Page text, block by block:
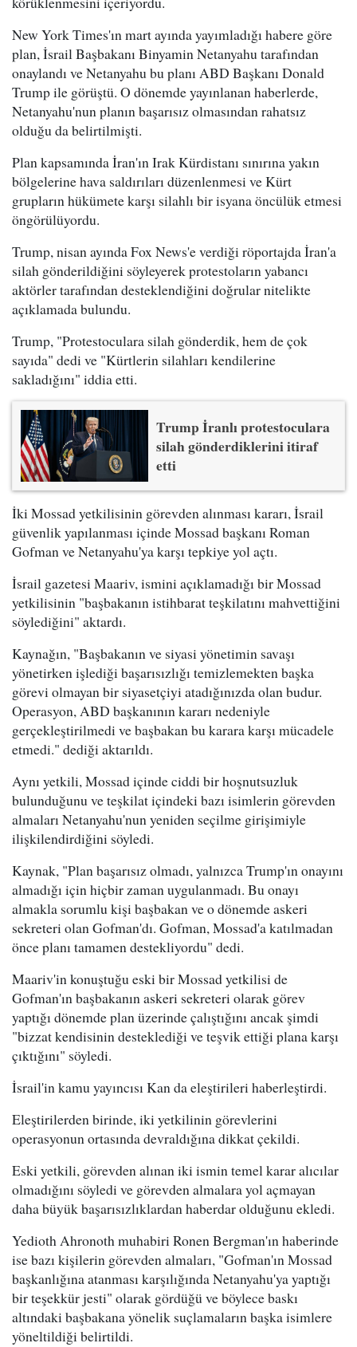
New York Times'ın mart ayında yayımladığı habere göre
plan, İsrail Başbakanı Binyamin Netanyahu tarafından
onaylandı ve Netanyahu bu planı ABD Başkanı Donald
Trump ile görüştü. O dönemde yayınlanan haberlerde,
Netanyahu'nun planın başarısız olmasından rahatsız
olduğu da belirtilmişti.
Plan kapsamında İran'ın Irak Kürdistanı sınırına yakın
bölgelerine hava saldırıları düzenlenmesi ve Kürt
grupların hükümete karşı silahlı bir isyana öncülük etmesi
öngörülüyordu.
Trump, nisan ayında Fox News'e verdiği röportajda İran'a
silah gönderildiğini söyleyerek protestoların yabancı
aktörler tarafından desteklendiğini doğrular nitelikte
açıklamada bulundu.
Trump, "Protestoculara silah gönderdik, hem de çok
sayıda" dedi ve "Kürtlerin silahları kendilerine
sakladığını" iddia etti.
Trump İranlı protestoculara
silah gönderdiklerini itiraf
etti
İki Mossad yetkilisinin görevden alınması kararı, İsrail
güvenlik yapılanması içinde Mossad başkanı Roman
Gofman ve Netanyahu'ya karşı tepkiye yol açtı.
İsrail gazetesi Maariv, ismini açıklamadığı bir Mossad
yetkilisinin "başbakanın istihbarat teşkilatını mahvettiğini
söylediğini" aktardı.
Kaynağın, "Başbakanın ve siyasi yönetimin savaşı
yönetirken işlediği başarısızlığı temizlemekten başka
görevi olmayan bir siyasetçiyi atadığınızda olan budur.
Operasyon, ABD başkanının kararı nedeniyle
gerçekleştirilmedi ve başbakan bu karara karşı mücadele
etmedi." dediği aktarıldı.
Aynı yetkili, Mossad içinde ciddi bir hoşnutsuzluk
bulunduğunu ve teşkilat içindeki bazı isimlerin görevden
almaları Netanyahu'nun yeniden seçilme girişimiyle
ilişkilendirdiğini söyledi.
Kaynak, "Plan başarısız olmadı, yalnızca Trump'ın onayını
almadığı için hiçbir zaman uygulanmadı. Bu onayı
almakla sorumlu kişi başbakan ve o dönemde askeri
sekreteri olan Gofman'dı. Gofman, Mossad'a katılmadan
önce planı tamamen destekliyordu" dedi.
Maariv'in konuştuğu eski bir Mossad yetkilisi de
Gofman'ın başbakanın askeri sekreteri olarak görev
yaptığı dönemde plan üzerinde çalıştığını ancak şimdi
"bizzat kendisinin desteklediği ve teşvik ettiği plana karşı
çıktığını" söyledi.
İsrail'in kamu yayıncısı Kan da eleştirileri haberleştirdi.
Eleştirilerden birinde, iki yetkilinin görevlerini
operasyonun ortasında devraldığına dikkat çekildi.
Eski yetkili, görevden alınan iki ismin temel karar alıcılar
olmadığını söyledi ve görevden almalara yol açmayan
daha büyük başarısızlıklardan haberdar olduğunu ekledi.
Yedioth Ahronoth muhabiri Ronen Bergman'ın haberinde
ise bazı kişilerin görevden almaları, "Gofman'ın Mossad
başkanlığına atanması karşılığında Netanyahu'ya yaptığı
bir teşekkür jesti" olarak gördüğü ve böylece baskı
altındaki başbakana yönelik suçlamaların başka isimlere
yöneltildiği belirtildi.